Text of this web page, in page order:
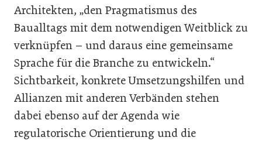
Architekten, „den Pragmatismus des
Baualltags mit dem notwendigen Weitblick zu
verknüpfen – und daraus eine gemeinsame
Sprache für die Branche zu entwickeln.“
Sichtbarkeit, konkrete Umsetzungshilfen und
Allianzen mit anderen Verbänden stehen
dabei ebenso auf der Agenda wie
regulatorische Orientierung und die